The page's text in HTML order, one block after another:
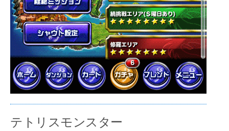
テトリスモンスター